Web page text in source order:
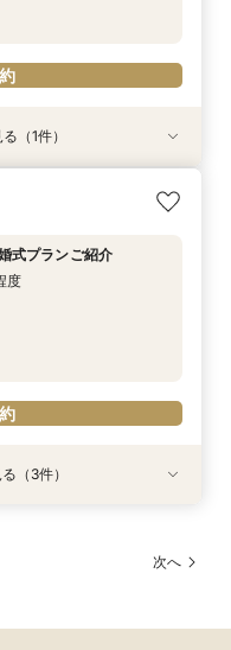
ア】オンライン相談＊
（1件）
式プランご紹介
度
（3件）
次へ